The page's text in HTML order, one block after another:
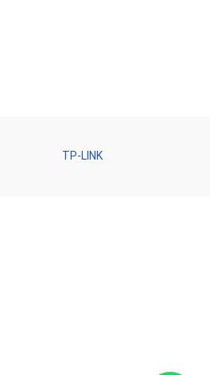
TP-LINK